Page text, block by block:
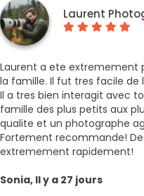
Laurent
Laurent a ete
la famille. Il fut tres facile de
Il a tres bien interagit avec
famille des plus petits aux
qualite et un photographe
Fortement recommande!
extremement rapidement!
Sonia, Il y a 27 jours